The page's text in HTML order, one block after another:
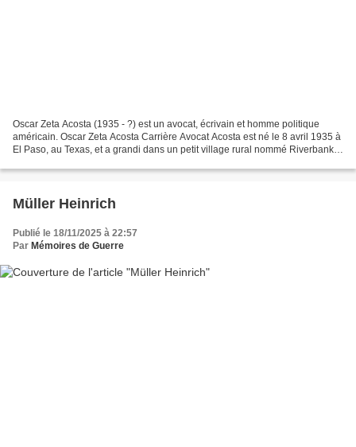
Oscar Zeta Acosta (1935 - ?) est un avocat, écrivain et homme politique
américain. Oscar Zeta Acosta Carrière Avocat Acosta est né le 8 avril 1935 à
El Paso, au Texas, et a grandi dans un petit village rural nommé Riverbank,
Müller Heinrich
Publié le 18/11/2025 à 22:57
Par Mémoires de Guerre